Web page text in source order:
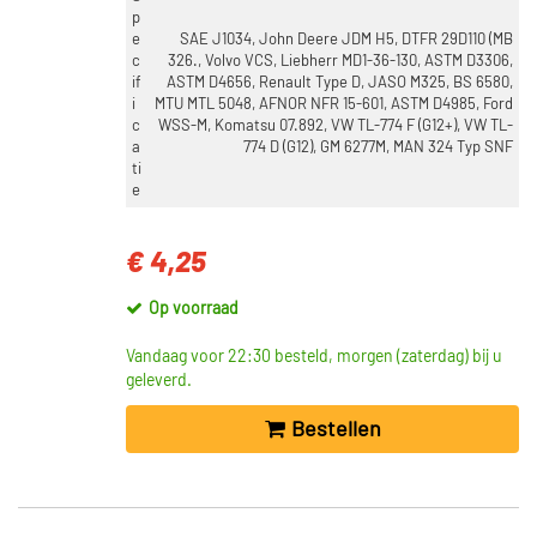
p
e
c
if
i
c
a
ti
e
SAE J1034, John Deere JDM H5, DTFR 29D110 (MB
326., Volvo VCS, Liebherr MD1-36-130, ASTM D3306,
ASTM D4656, Renault Type D, JASO M325, BS 6580,
MTU MTL 5048, AFNOR NFR 15-601, ASTM D4985, Ford
WSS-M, Komatsu 07.892, VW TL-774 F (G12+), VW TL-
774 D (G12), GM 6277M, MAN 324 Typ SNF
€ 4,25
Op voorraad
Vandaag voor 22:30 besteld, morgen (zaterdag) bij u
geleverd.
Bestellen